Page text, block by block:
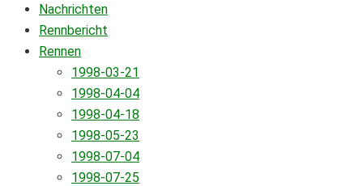
Nachrichten
Rennbericht
Rennen
1998-03-21
1998-04-04
1998-04-18
1998-05-23
1998-07-04
1998-07-25